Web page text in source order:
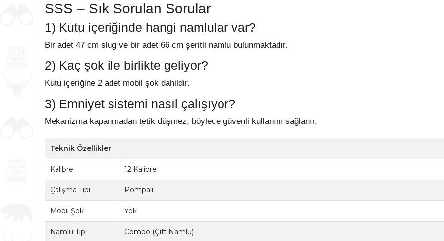
SSS – Sık Sorulan Sorular
1) Kutu içeriğinde hangi namlular var?
Bir adet 47 cm slug ve bir adet 66 cm şeritli namlu bulunmaktadır.
2) Kaç şok ile birlikte geliyor?
Kutu içeriğine 2 adet mobil şok dahildir.
3) Emniyet sistemi nasıl çalışıyor?
Mekanizma kapanmadan tetik düşmez, böylece güvenli kullanım sağlanır.
Teknik Özellikler
Kalibre 12 Kalibre
Çalışma Tipi Pompalı
Mobil Şok Yok
Namlu Tipi Combo (Çift Namlu)